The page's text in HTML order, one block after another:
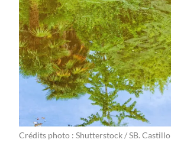
Crédits photo : Shutterstock / SB. Castillo